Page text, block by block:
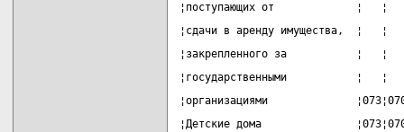
¦поступающих от             ¦
¦сдачи в аренду имущества,
¦закрепленного за
¦государственными
¦организациями
¦Детские дома